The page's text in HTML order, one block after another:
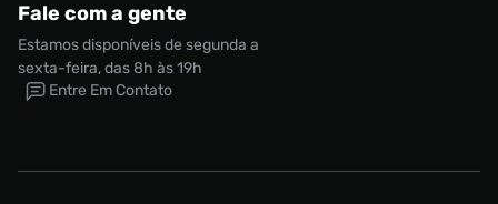
Fale com a gente
Estamos disponíveis de segunda a
sexta-feira, das 8h às 19h
Entre Em Contato